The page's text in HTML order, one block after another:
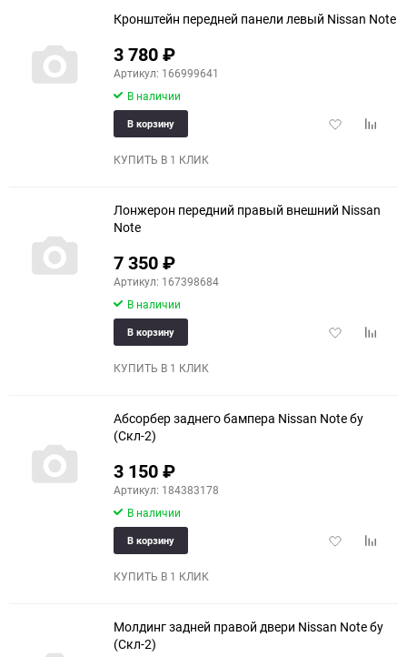
Кронштейн передней панели левый Nissan Note
3 780₽
Артикул: 166999641
В наличии
Добавить
В корзину
КУПИТЬ В 1 КЛИК
Лонжерон передний правый внешний Nissan
Note
7 350₽
Артикул: 167398684
В наличии
Добавить
В корзину
КУПИТЬ В 1 КЛИК
Абсорбер заднего бампера Nissan Note бу
(Скл-2)
3 150₽
Артикул: 184383178
В наличии
Добавить
В корзину
КУПИТЬ В 1 КЛИК
Молдинг задней правой двери Nissan Note бу
(Скл-2)